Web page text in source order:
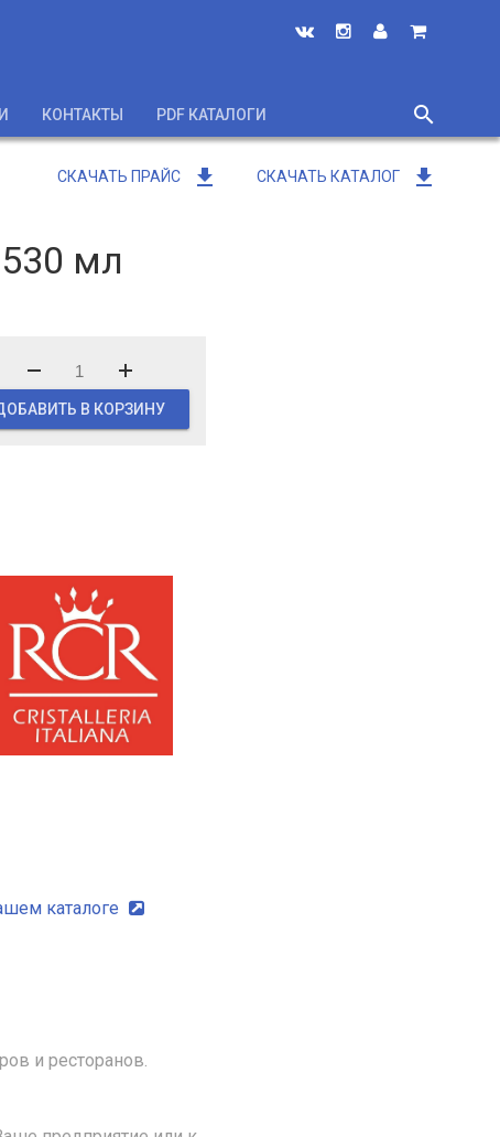
КОНТАКТЫ PDF КАТАЛОГИ
search
close
СКАЧАТЬ ПРАЙС get_app СКАЧАТЬ КАТАЛОГ get_app
мл
В КОРЗИНУ
каталоге
и ресторанов.